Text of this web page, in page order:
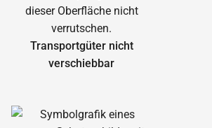
Transportgüter nicht
verschiebbar